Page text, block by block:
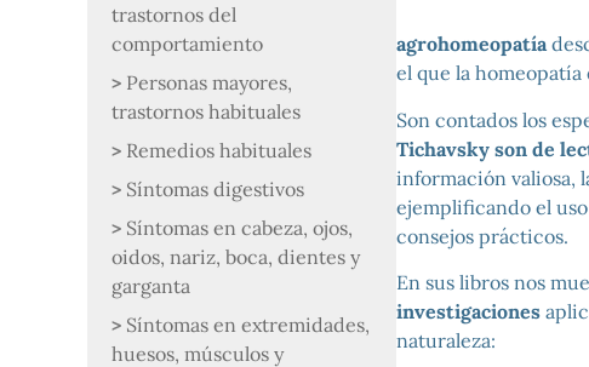
trastornos del
comportamiento
Personas mayores,
trastornos habituales
Remedios habituales
Síntomas digestivos
Síntomas en cabeza, ojos,
oidos, nariz, boca, dientes y
garganta
Síntomas en extremidades,
huesos, músculos y
agrohomeopatía
el que la homeopatía
Son contados los
Tichavsky son de
información valiosa,
ejemplificando el
consejos prácticos.
En sus libros nos
investigaciones
naturaleza: